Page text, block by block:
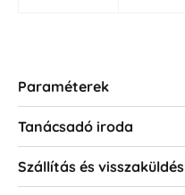
Paraméterek
Tanácsadó iroda
Szállítás és visszaküldés